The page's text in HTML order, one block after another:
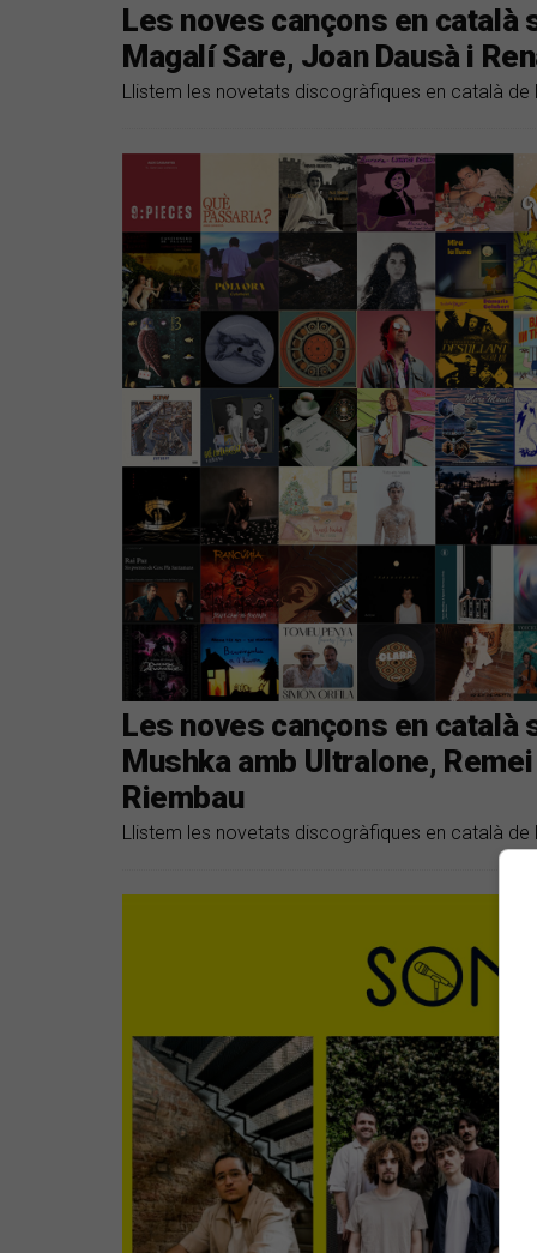
Les noves cançons en català
Magalí Sare, Joan Dausà i
Llistem les novetats discogràfiques en català de
Les noves cançons en català
Mushka amb Ultralone,
Riembau
Llistem les novetats discogràfiques en català de